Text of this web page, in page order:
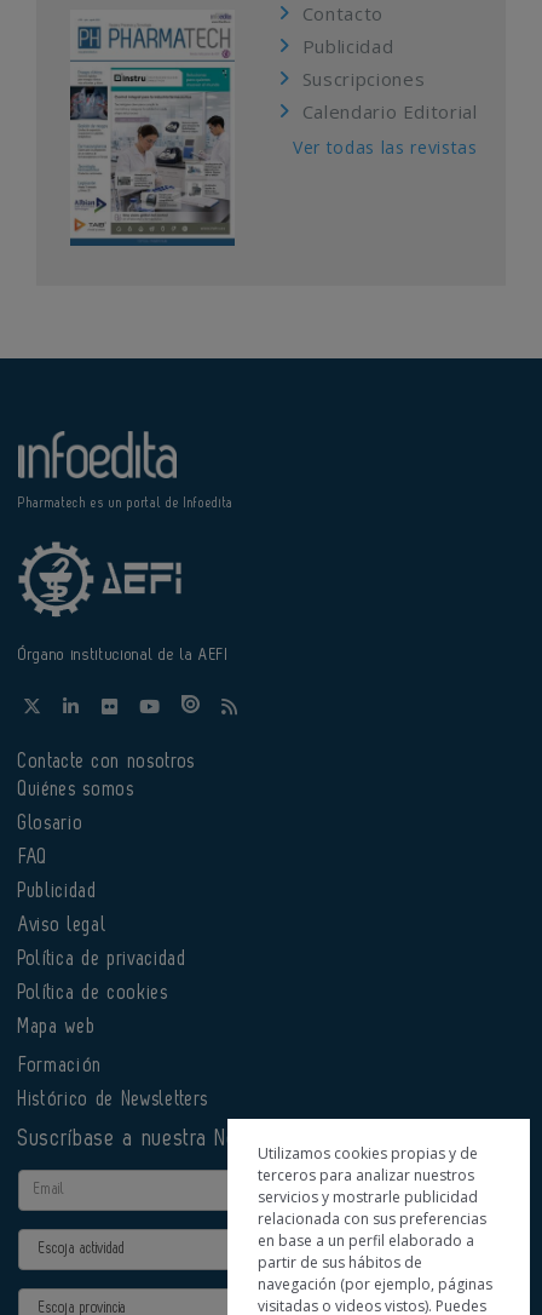
Contacto
Publicidad
Suscripciones
Calendario Editorial
Ver todas las revistas
Pharmatech es un portal de Infoedita
Órgano institucional de la AEFI
Contacte con nosotros
Quiénes somos
Glosario
FAQ
Publicidad
Aviso legal
Política de privacidad
Política de cookies
Mapa web
Formación
Histórico de Newsletters
Suscríbase a nuestra Newsletter
Email
Actividad
Provincia
Utilizamos cookies propias y de
terceros para analizar nuestros
servicios y mostrarle publicidad
relacionada con sus preferencias
en base a un perfil elaborado a
partir de sus hábitos de
navegación (por ejemplo, páginas
visitadas o videos vistos). Puedes